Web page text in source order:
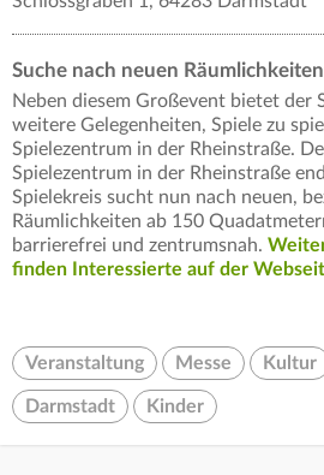
Suche nach neuen
Neben diesem Großevent bietet der
weitere Gelegenheiten, Spiele zu
Spielezentrum in der Rheinstraße.
Spielezentrum in der Rheinstraße
Spielekreis sucht nun nach neuen,
Räumlichkeiten ab 150
barrierefrei und zentrumsnah.
finden Interessierte auf der
Veranstaltung Messe Kultur
Darmstadt Kinder